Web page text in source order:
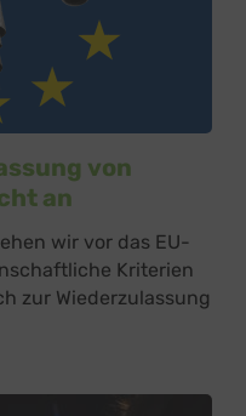
von
an
wir vor das EU-
Kriterien
zur Wiederzulassung